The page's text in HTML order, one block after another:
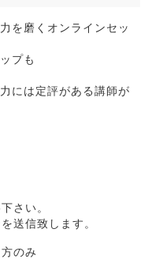
を磨くオンラインセッ
プも
には定評がある講師が
さい。
送信致します。
のみ